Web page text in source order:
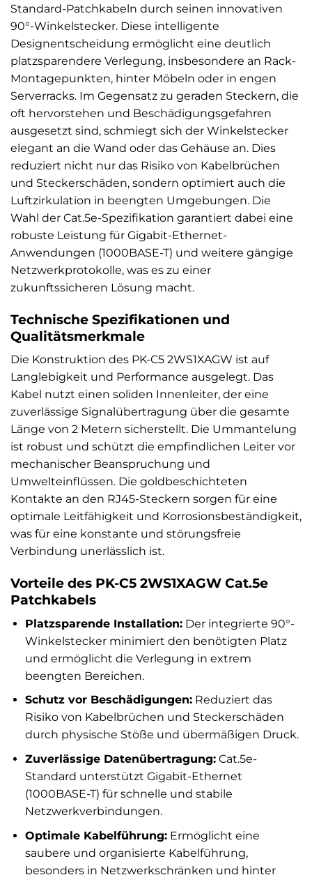
Standard-Patchkabeln durch seinen innovativen
90°-Winkelstecker. Diese intelligente
Designentscheidung ermöglicht eine deutlich
platzsparendere Verlegung, insbesondere an Rack-
Montagepunkten, hinter Möbeln oder in engen
Serverracks. Im Gegensatz zu geraden Steckern, die
oft hervorstehen und Beschädigungsgefahren
ausgesetzt sind, schmiegt sich der Winkelstecker
elegant an die Wand oder das Gehäuse an. Dies
reduziert nicht nur das Risiko von Kabelbrüchen
und Steckerschäden, sondern optimiert auch die
Luftzirkulation in beengten Umgebungen. Die
Wahl der Cat.5e-Spezifikation garantiert dabei eine
robuste Leistung für Gigabit-Ethernet-
Anwendungen (1000BASE-T) und weitere gängige
Netzwerkprotokolle, was es zu einer
zukunftssicheren Lösung macht.
Technische Spezifikationen und
Qualitätsmerkmale
Die Konstruktion des PK-C5 2WS1XAGW ist auf
Langlebigkeit und Performance ausgelegt. Das
Kabel nutzt einen soliden Innenleiter, der eine
zuverlässige Signalübertragung über die gesamte
Länge von 2 Metern sicherstellt. Die Ummantelung
ist robust und schützt die empfindlichen Leiter vor
mechanischer Beanspruchung und
Umwelteinflüssen. Die goldbeschichteten
Kontakte an den RJ45-Steckern sorgen für eine
optimale Leitfähigkeit und Korrosionsbeständigkeit,
was für eine konstante und störungsfreie
Verbindung unerlässlich ist.
Vorteile des PK-C5 2WS1XAGW Cat.5e
Patchkabels
Platzsparende Installation:Der integrierte 90°-
Winkelstecker minimiert den benötigten Platz
und ermöglicht die Verlegung in extrem
beengten Bereichen.
Schutz vor Beschädigungen:Reduziert das
Risiko von Kabelbrüchen und Steckerschäden
durch physische Stöße und übermäßigen Druck.
Zuverlässige Datenübertragung:Cat.5e-
Standard unterstützt Gigabit-Ethernet
(1000BASE-T) für schnelle und stabile
Netzwerkverbindungen.
Optimale Kabelführung:Ermöglicht eine
saubere und organisierte Kabelführung,
besonders in Netzwerkschränken und hinter